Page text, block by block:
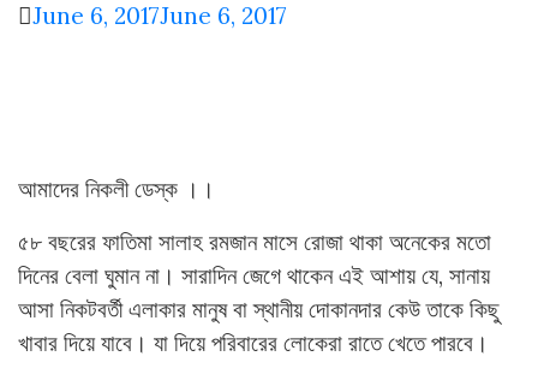
June 6, 2017June 6, 2017
আমাদের নিকলী ডেস্ক ।।
৫৮ বছরের ফাতিমা সালাহ রমজান মাসে রোজা থাকা অনেকের মতো
দিনের বেলা ঘুমান না। সারাদিন জেগে থাকেন এই আশায় যে, সানায়
আসা নিকটবর্তী এলাকার মানুষ বা স্থানীয় দোকানদার কেউ তাকে কিছু
খাবার দিয়ে যাবে। যা দিয়ে পরিবারের লোকেরা রাতে খেতে পারবে।